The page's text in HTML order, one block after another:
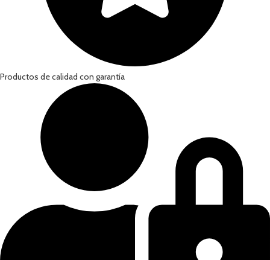
Productos de calidad con garantía